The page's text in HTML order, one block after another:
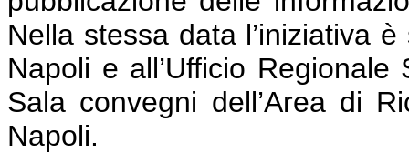
Nella stessa data l’iniziativa
Napoli e all’Ufficio
Sala convegni dell’Area di
Napoli.